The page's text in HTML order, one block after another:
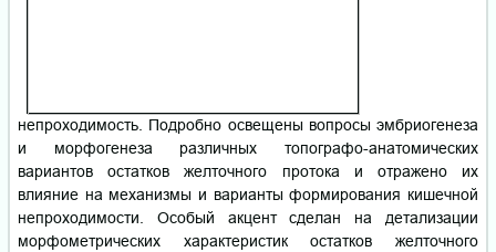
непроходимость. Подробно освещены вопросы эмбриогенеза
и морфогенеза различных топографо-анатомических
вариантов остатков желточного протока и отражено их
влияние на механизмы и варианты формирования кишечной
непроходимости. Особый акцент сделан на детализации
морфометрических характеристик остатков желточного